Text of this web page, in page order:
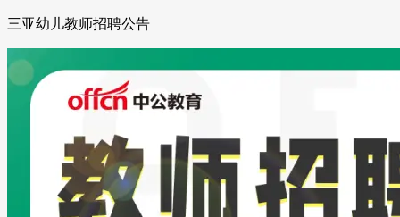
三亚幼儿教师招聘公告